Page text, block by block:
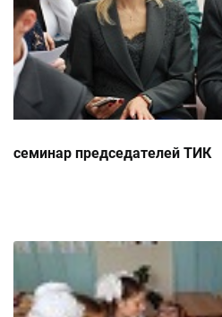
семинар председателей ТИК